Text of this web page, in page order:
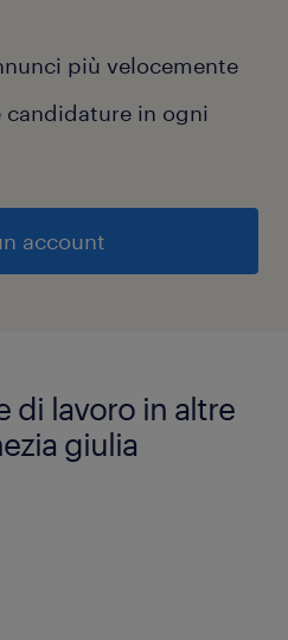
più velocemente
in ogni
account
di lavoro in altre
giulia